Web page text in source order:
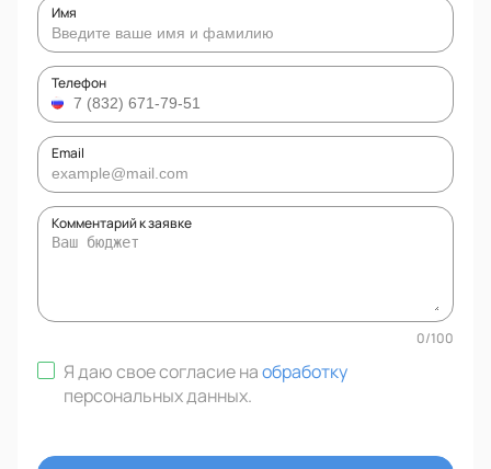
Имя
Телефон
Email
Комментарий к заявке
0/100
Я даю свое согласие наобработку
персональных данных.